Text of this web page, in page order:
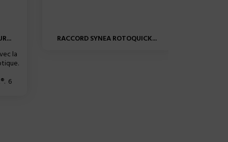
la
6
RACCORD SYNEA ROTOQUICK...